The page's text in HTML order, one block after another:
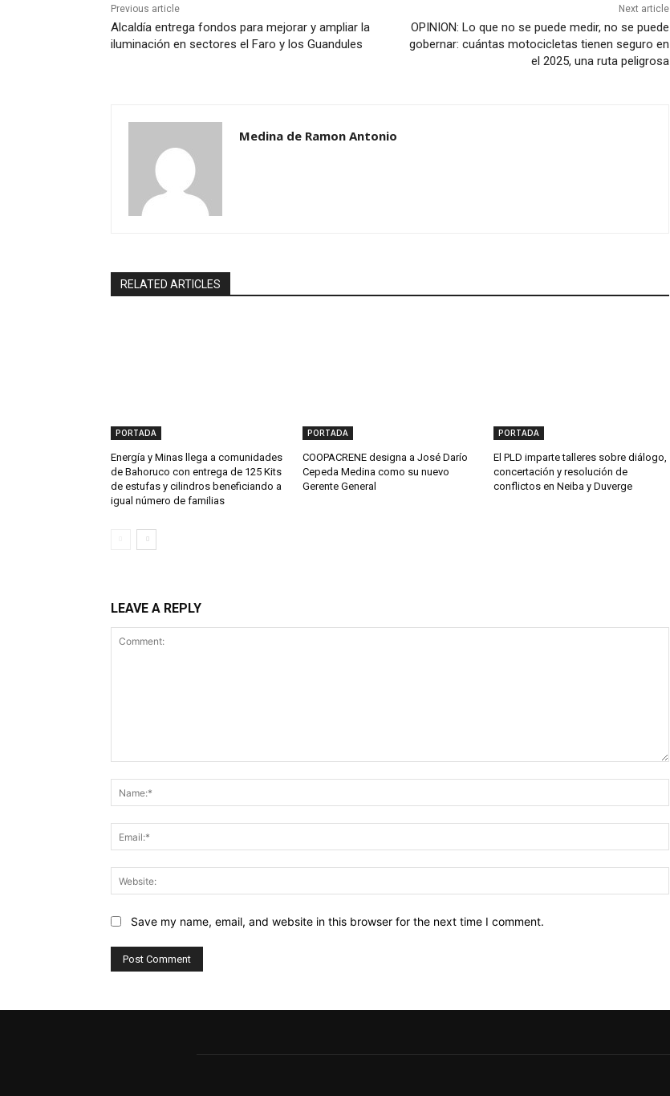
Previous article
Alcaldía entrega fondos para mejorar y ampliar la
iluminación en sectores el Faro y los Guandules
Next article
OPINION: Lo que no se puede medir, no se puede
gobernar: cuántas motocicletas tienen seguro en
el 2025, una ruta peligrosa
Medina de Ramon Antonio
RELATED ARTICLES
PORTADA
Energía y Minas llega a comunidades
de Bahoruco con entrega de 125 Kits
de estufas y cilindros beneficiando a
igual número de familias
PORTADA
COOPACRENE designa a José Darío
Cepeda Medina como su nuevo
Gerente General
PORTADA
El PLD imparte talleres sobre diálogo,
concertación y resolución de
conflictos en Neiba y Duverge
LEAVE A REPLY
Save my name, email, and website in this browser for the next time I comment.